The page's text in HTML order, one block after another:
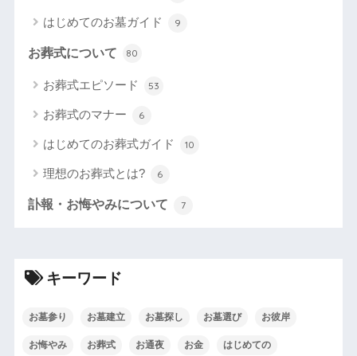
はじめてのお墓ガイド 9
お葬式について 80
お葬式エピソード 53
お葬式のマナー 6
はじめてのお葬式ガイド 10
理想のお葬式とは? 6
訃報・お悔やみについて 7
キーワード
お墓参り お墓建立 お墓探し お墓選び お彼岸
お悔やみ お葬式 お通夜 お金 はじめての